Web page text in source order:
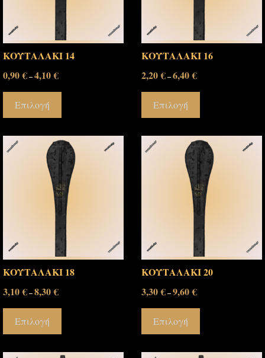
ΚΟΥΤΑΛΑΚΙ 14
0,90€–4,10€
Επιλογή
ΚΟΥΤΑΛΑΚΙ 16
2,20€–6,40€
Επιλογή
ΚΟΥΤΑΛΑΚΙ 18
3,10€–8,30€
Επιλογή
ΚΟΥΤΑΛΑΚΙ 20
3,30€–9,60€
Επιλογή